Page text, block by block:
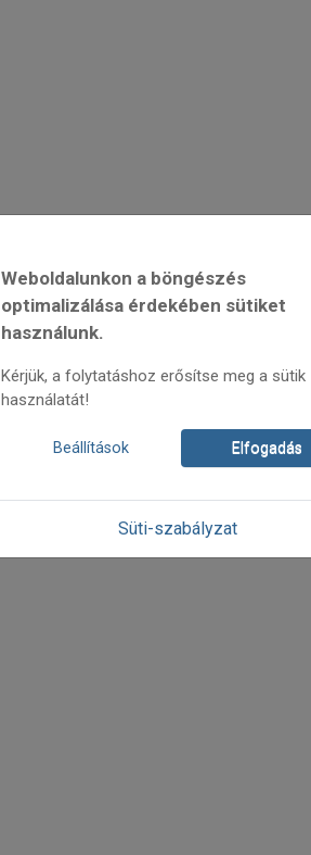
Weboldalunkon a böngészés
optimalizálása érdekében sütiket
használunk.
Kérjük, a folytatáshoz erősítse meg a sütik
használatát!
Beállítások Elfogadás
Süti-szabályzat